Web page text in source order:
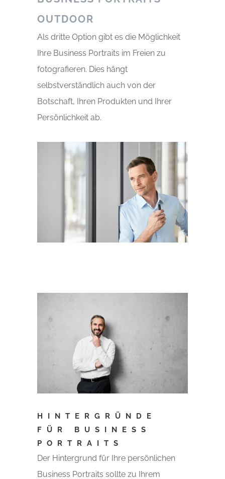
OUTDOOR
Als dritte Option gibt es die Möglichkeit
Ihre Business Portraits im Freien zu
fotografieren. Dies hängt
selbstverständlich auch von der
Botschaft, Ihren Produkten und Ihrer
Persönlichkeit ab.
HINTERGRÜNDE
FÜR BUSINESS
PORTRAITS
Der Hintergrund für Ihre persönlichen
Business Portraits sollte zu Ihrem